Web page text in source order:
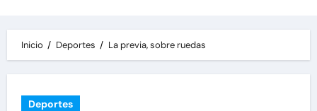
Inicio Deportes La previa, sobre ruedas
Deportes